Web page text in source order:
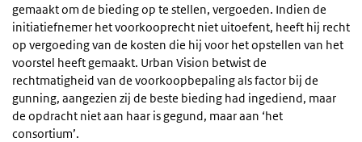
gemaakt om de bieding op te stellen, vergoeden. Indien de
initiatiefnemer het voorkooprecht niet uitoefent, heeft hij recht
op vergoeding van de kosten die hij voor het opstellen van het
voorstel heeft gemaakt. Urban Vision betwist de
rechtmatigheid van de voorkoopbepaling als factor bij de
gunning, aangezien zij de beste bieding had ingediend, maar
de opdracht niet aan haar is gegund, maar aan ‘het
consortium’.